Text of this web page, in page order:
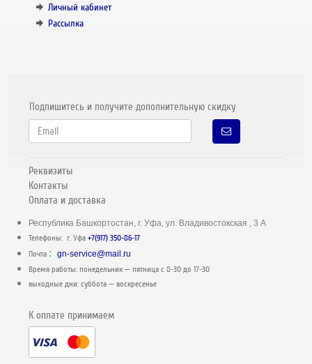
Личный кабинет
Рассылка
Подпишитесь и получите дополнительную скидку
Реквизиты
Контакты
Оплата и доставка
Республика Башкортостан, г. Уфа, ул. Владивостокская , 3 А
Телефоны: г. Уфа+7(917) 350-86-17
Почта :gn-service@mail.ru
Время работы: понедельник — пятница c 8-30 до 17-30
выходные дни: суббота — воскресенье
К оплате принимаем